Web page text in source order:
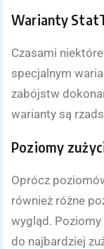
Warianty
Czasami
specjalnym
zabójstw
warianty są
Poziomy
Oprócz
również różne
wygląd.
do najbardziej